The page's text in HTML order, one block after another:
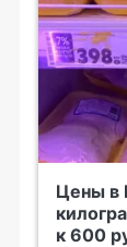
Цены в
к 600